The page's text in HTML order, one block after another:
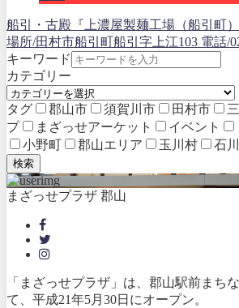
船引・古殿『上濃屋製麺工場（船引町）
場所/田村市船引町船引字上江103 電話/
キーワード
カテゴリー
タグ 郡山市 須賀川市 田村市
プ
まざっせアーケット イベント
小野町
郡山エリア 玉川村 石
検索
まざっせプラザ 郡山
「まざっせプラザ」は、郡山駅前まち
て、平成21年5月30日にオープン。